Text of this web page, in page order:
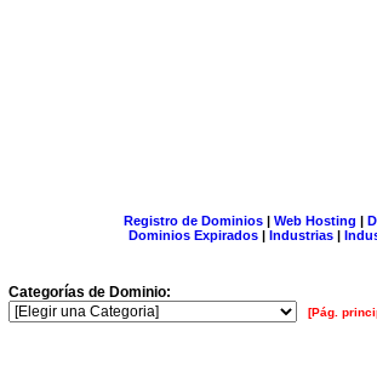
Registro de Dominios| Web Hosting |
Dominios Expirados | Industrias |
Categorías de Dominio:
[Pág.